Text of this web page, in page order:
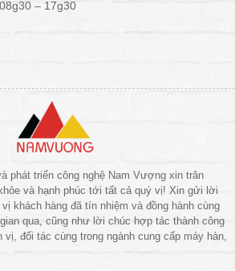
– 17g30
phát triển công nghệ Nam Vượng xin trân
và hạnh phúc tới tất cả quý vị! Xin gửi lời
khách hàng đã tín nhiệm và đồng hành cùng
qua, cũng như lời chúc hợp tác thành công
đối tác cùng trong ngành cung cấp máy hàn,